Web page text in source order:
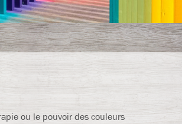
ou le pouvoir des couleurs